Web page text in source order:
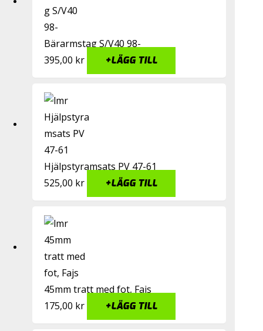
Bärarmstag S/V40 98-
395,00 kr +LÄGG TILL
Hjälpstyramsats PV 47-61
525,00 kr +LÄGG TILL
45mm tratt med fot, Fajs
175,00 kr +LÄGG TILL